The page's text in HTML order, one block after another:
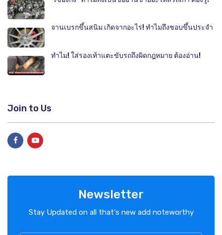
จานเบรกขึ้นสนิม เกิดจากอะไร! ทำไมถึงชอบขึ้นประจำ
ทำไม! ใส่รองเท้าแตะขับรถถึงผิดกฎหมาย ต้องอ่าน!
Join to Us
Newsletter
Stay Updated on all that's new add noteworthy